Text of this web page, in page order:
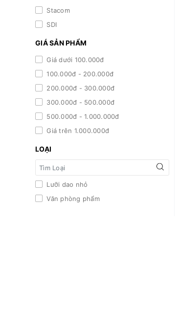
Stacom
SDI
GIÁ SẢN PHẨM
Giá dưới 100.000đ
100.000đ - 200.000đ
200.000đ - 300.000đ
300.000đ - 500.000đ
500.000đ - 1.000.000đ
Giá trên 1.000.000đ
LOẠI
Lưỡi dao nhỏ
Văn phòng phẩm